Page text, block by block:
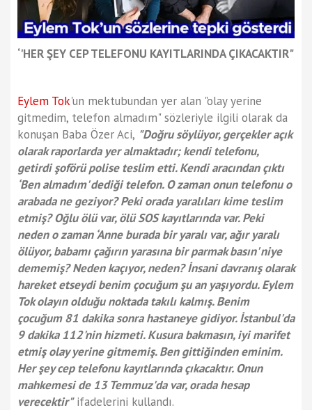
‘'HER ŞEY CEP TELEFONU KAYITLARINDA ÇIKACAKTIR"
Eylem Tok'un mektubundan yer alan "olay yerine
gitmedim, telefon almadım" sözleriyle ilgili olarak da
konuşan Baba Özer Aci, "Doğru söylüyor, gerçekler açık
olarak raporlarda yer almaktadır; kendi telefonu,
getirdi şoförü polise teslim etti. Kendi aracından çıktı
‘Ben almadım' dediği telefon. O zaman onun telefonu o
arabada ne geziyor? Peki orada yaralıları kime teslim
etmiş? Oğlu ölü var, ölü SOS kayıtlarında var. Peki
neden o zaman ‘Anne burada bir yaralı var, ağır yaralı
ölüyor, babamı çağırın yarasına bir parmak basın' niye
dememiş? Neden kaçıyor, neden? İnsani davranış olarak
hareket etseydi benim çocuğum şu an yaşıyordu. Eylem
Tok olayın olduğu noktada takılı kalmış. Benim
çocuğum 81 dakika sonra hastaneye gidiyor. İstanbul'da
9 dakika 112'nin hizmeti. Kusura bakmasın, iyi marifet
etmiş olay yerine gitmemiş. Ben gittiğinden eminim.
Her şey cep telefonu kayıtlarında çıkacaktır. Onun
mahkemesi de 13 Temmuz'da var, orada hesap
verecektir" ifadelerini kullandı.